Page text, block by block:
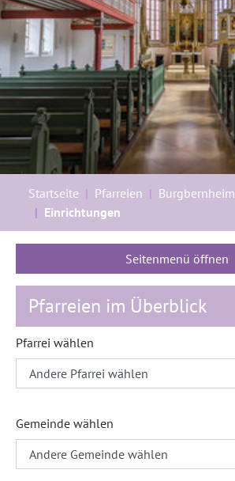
Startseite Pfarreien
Burgbernheim
Einrichtungen
Seitenmenü öffnen
Pfarreien im Überblick
Pfarrei wählen
Gemeinde wählen